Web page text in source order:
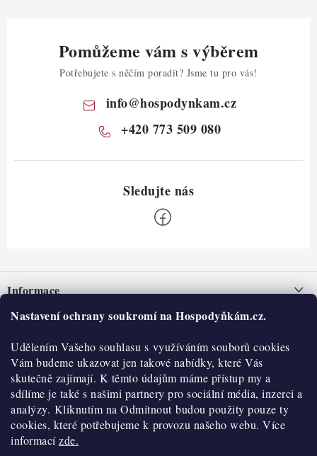
Nastavení ochrany soukromí na Hospodyňkám.cz.
Udělením Vašeho souhlasu s využíváním souborů cookies
Vám budeme ukazovat jen takové nabídky, které Vás
skutečně zajímají. K těmto údajům máme přístup my a
sdílíme je také s našimi partnery pro sociální média, inzerci a
analýzy. Kliknutím na Odmítnout budou použity pouze ty
cookies, které potřebujeme k provozu našeho webu. Více
informacízde.
Pomůžeme vám s výběrem
Potřebujete s něčím poradit? Jsme tu pro vás!
info@hospodynkam.cz
+420 773 509 080
pInformace
Nepřevzetí zásilky na dobírku
Obchodní podmínky
Hodnocení obchodu
Blog
Moje objednávka
O nás
Historie
Kontakty
O nákupu
Reklamace a vratky
Výdejní místa